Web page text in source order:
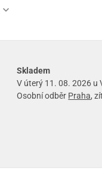
Skladem
V úterý 11. 08. 2026 u
Osobní odběr Praha,